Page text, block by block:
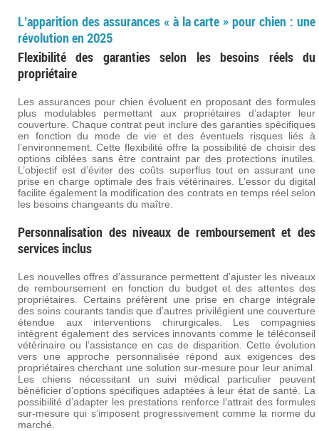
L’apparition des assurances « à la carte » pour chien : une
révolution en 2025
Flexibilité des garanties selon les besoins réels du
propriétaire
Les assurances pour chien évoluent en proposant des formules
plus modulables permettant aux propriétaires d’adapter leur
couverture. Chaque contrat peut inclure des garanties spécifiques
en fonction du mode de vie et des éventuels risques liés à
l’environnement. Cette flexibilité offre la possibilité de choisir des
options ciblées sans être contraint par des protections inutiles.
L’objectif est d’éviter des coûts superflus tout en assurant une
prise en charge optimale des frais vétérinaires. L’essor du digital
facilite également la modification des contrats en temps réel selon
les besoins changeants du maître.
Personnalisation des niveaux de remboursement et des
services inclus
Les nouvelles offres d’assurance permettent d’ajuster les niveaux
de remboursement en fonction du budget et des attentes des
propriétaires. Certains préfèrent une prise en charge intégrale
des soins courants tandis que d’autres privilégient une couverture
étendue aux interventions chirurgicales. Les compagnies
intègrent également des services innovants comme le téléconseil
vétérinaire ou l’assistance en cas de disparition. Cette évolution
vers une approche personnalisée répond aux exigences des
propriétaires cherchant une solution sur-mesure pour leur animal.
Les chiens nécessitant un suivi médical particulier peuvent
bénéficier d’options spécifiques adaptées à leur état de santé. La
possibilité d’adapter les prestations renforce l’attrait des formules
sur-mesure qui s’imposent progressivement comme la norme du
marché.